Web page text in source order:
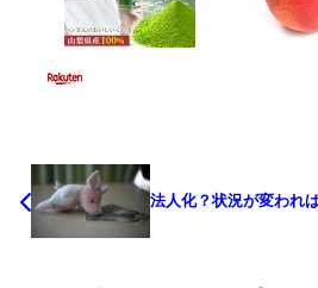
法人化？状況が変われ